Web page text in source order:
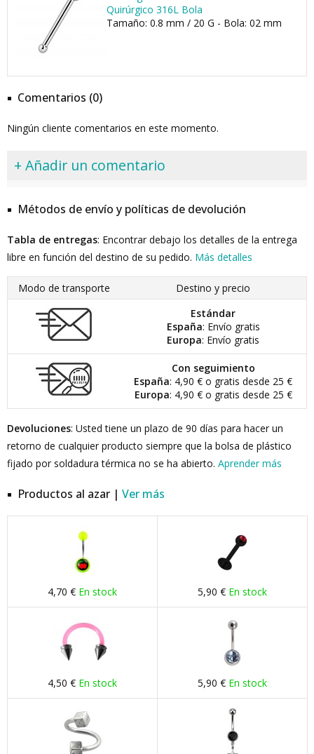
Quirúrgico 316L Bola
Tamaño: 0.8 mm / 20 G - Bola: 02 mm
Comentarios (0)
Ningún cliente comentarios en este momento.
+ Añadir un comentario
Métodos de envío y políticas de devolución
Tabla de entregas: Encontrar debajo los detalles de la entrega
libre en función del destino de su pedido. Más detalles
Modo de transporte
Destino y precio
Estándar
España: Envío gratis
Europa: Envío gratis
Con seguimiento
España: 4,90 € o gratis desde 25 €
Europa: 4,90 € o gratis desde 25 €
Devoluciones: Usted tiene un plazo de 90 días para hacer un
retorno de cualquier producto siempre que la bolsa de plástico
fijado por soldadura térmica no se ha abierto. Aprender más
Productos al azar | Ver más
4,70 € En stock 5,90 € En stock
4,50 € En stock 5,90 € En stock